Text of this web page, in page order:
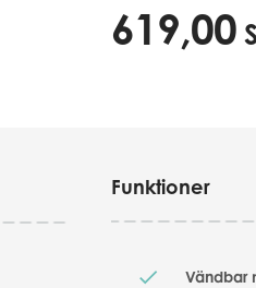
619,00
Funktioner
Vändbar